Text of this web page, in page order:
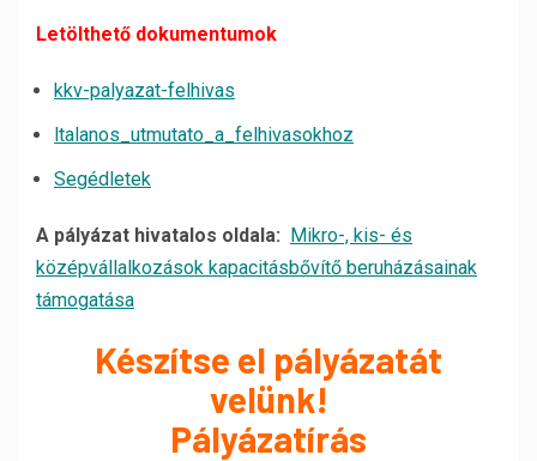
Letölthető dokumentumok
kkv-palyazat-felhivas
ltalanos_utmutato_a_felhivasokhoz
Segédletek
A pályázat hivatalos oldala: Mikro-, kis- és
középvállalkozások kapacitásbővítő beruházásainak
támogatása
Készítse el pályázatát
velünk!
Pályázatírás